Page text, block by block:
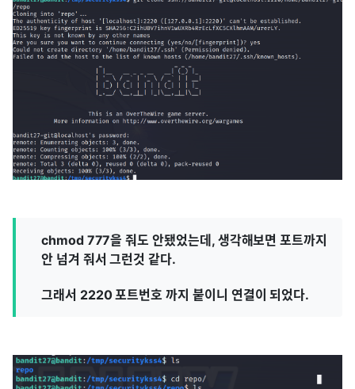
chmod 777을 줘도 안됐었는데, 생각해보면 포트까지
안 넘겨 줘서 그런것 같다.
그래서 2220 포트번호 까지 붙이니 연결이 되었다.